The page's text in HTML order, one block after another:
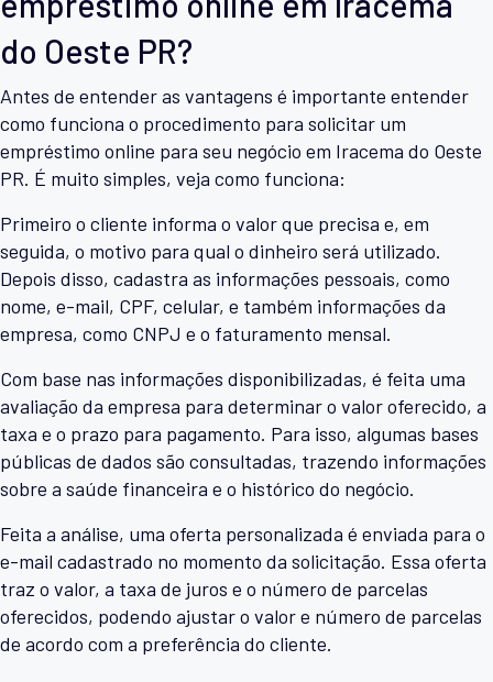
do Oeste PR?
Antes de entender as vantagens é importante entender
como funciona o procedimento para solicitar um
empréstimo online para seu negócio em Iracema do Oeste
PR. É muito simples, veja como funciona:
Primeiro o cliente informa o valor que precisa e, em
seguida, o motivo para qual o dinheiro será utilizado.
Depois disso, cadastra as informações pessoais, como
nome, e-mail, CPF, celular, e também informações da
empresa, como CNPJ e o faturamento mensal.
Com base nas informações disponibilizadas, é feita uma
avaliação da empresa para determinar o valor oferecido, a
taxa e o prazo para pagamento. Para isso, algumas bases
públicas de dados são consultadas, trazendo informações
sobre a saúde financeira e o histórico do negócio.
Feita a análise, uma oferta personalizada é enviada para o
e-mail cadastrado no momento da solicitação. Essa oferta
traz o valor, a taxa de juros e o número de parcelas
oferecidos, podendo ajustar o valor e número de parcelas
de acordo com a preferência do cliente.